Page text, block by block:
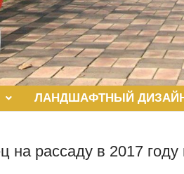
ЛАНДШАФТНЫЙ
на рассаду в 2017